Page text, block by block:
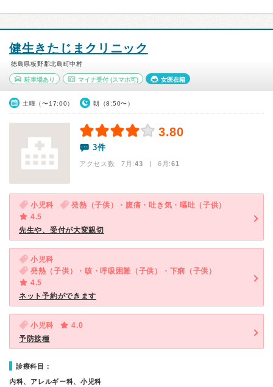
健生きたじまクリニック
徳島県板野郡北島町中村
駐車場あり マイナ受付(スマホ可) 女医在籍
土曜（〜17:00） 朝（8:50〜）
3.80
3件
アクセス数 7月:43 | 6月:61
小児科
発熱（子供）・腹痛・吐き気・嘔吐（子供）
4.5
先生や、受付が大変親切
小児科
発熱（子供）・咳・呼吸困難（子供）・下痢（子供）
4.5
ネット予約ができます
小児科
4.0
予防接種
診療科目：
内科、アレルギー科、小児科